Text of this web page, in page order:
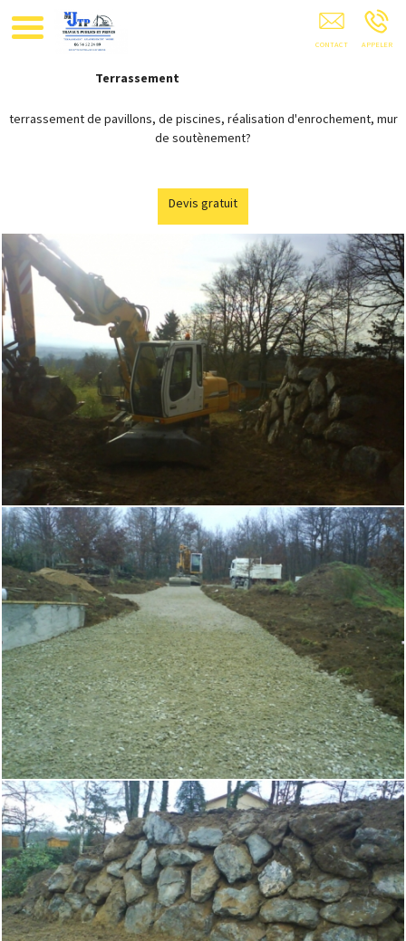
Terrassement
terrassement de pavillons, de piscines, réalisation d'enrochement, mur
de soutènement?
Devis gratuit